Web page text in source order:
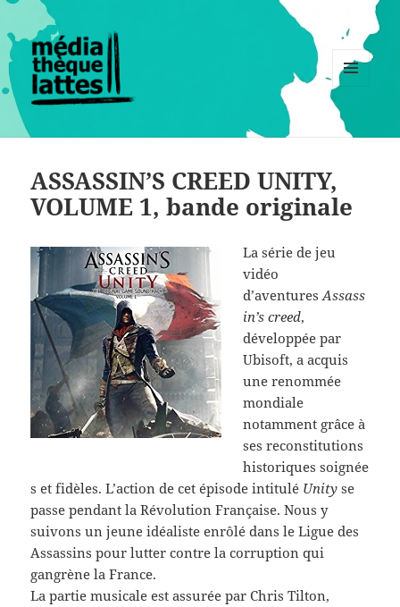
MENU
WIDGETS
ASSASSIN’S CREED UNITY,
VOLUME 1, bande originale
La série de jeu
vidéo
d’aventuresAssass
in’s creed,
développée par
Ubisoft, a acquis
une renommée
mondiale
notamment grâce à
ses reconstitutions
historiques soignée
s et fidèles. L’action de cet épisode intitulé Unity se
passe pendant la Révolution Française. Nous y
suivons un jeune idéaliste enrôlé dans le Ligue des
Assassins pour lutter contre la corruption qui
gangrène la France.
La partie musicale est assurée par Chris Tilton,